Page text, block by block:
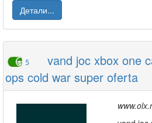
Детали...
5
vand joc xbox one
ops cold war super oferta